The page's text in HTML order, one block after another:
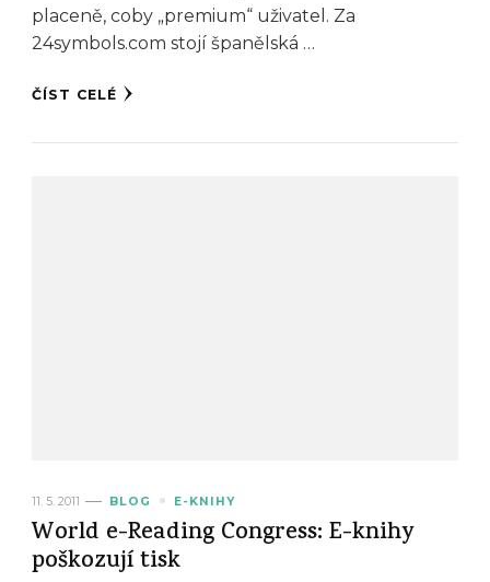
placeně, coby „premium“ uživatel. Za
24symbols.com stojí španělská …
ČÍST CELÉ
11. 5. 2011 BLOG E-KNIHY
World e-Reading Congress: E-knihy
poškozují tisk